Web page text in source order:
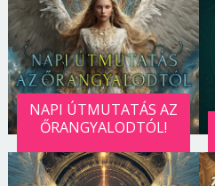
NAPI ÚTMUTATÁS AZ
ŐRANGYALODTÓL!